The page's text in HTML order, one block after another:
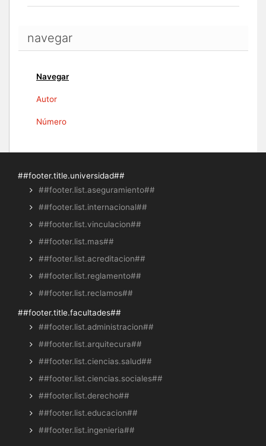
navegar
Navegar
Autor
Número
##footer.title.universidad##
##footer.list.aseguramiento##
##footer.list.internacional##
##footer.list.vinculacion##
##footer.list.mas##
##footer.list.acreditacion##
##footer.list.reglamento##
##footer.list.reclamos##
##footer.title.facultades##
##footer.list.administracion##
##footer.list.arquitecura##
##footer.list.ciencias.salud##
##footer.list.ciencias.sociales##
##footer.list.derecho##
##footer.list.educacion##
##footer.list.ingenieria##